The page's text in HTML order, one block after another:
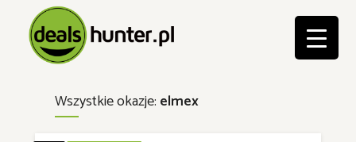
Wszystkie okazje: elmex